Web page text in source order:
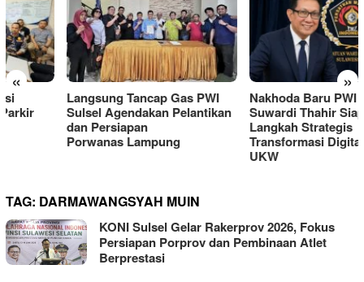
« »
Langsung Tancap Gas PWI
Sulsel Agendakan Pelantikan
dan Persiapan
Porwanas Lampung
Nakhoda Baru PWI Sulsel,
Suwardi Thahir Siapkan
Langkah Strategis
Transformasi Digital dan
TAG: DARMAWANGSYAH MUIN
KONI Sulsel Gelar Rakerprov 2026, Fokus
Persiapan Porprov dan Pembinaan Atlet
Berprestasi